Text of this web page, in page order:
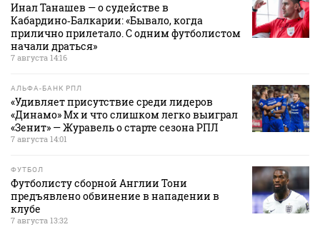
Инал Танашев — о судействе в
Кабардино‑Балкарии: «Бывало, когда
прилично прилетало. С одним футболистом
начали драться»
7 августа 14:16
АЛЬФА-БАНК РПЛ
«Удивляет присутствие среди лидеров
«Динамо» Мх и что слишком легко выиграл
«Зенит» — Журавель о старте сезона РПЛ
7 августа 14:01
ФУТБОЛ
Футболисту сборной Англии Тони
предъявлено обвинение в нападении в
клубе
7 августа 13:32